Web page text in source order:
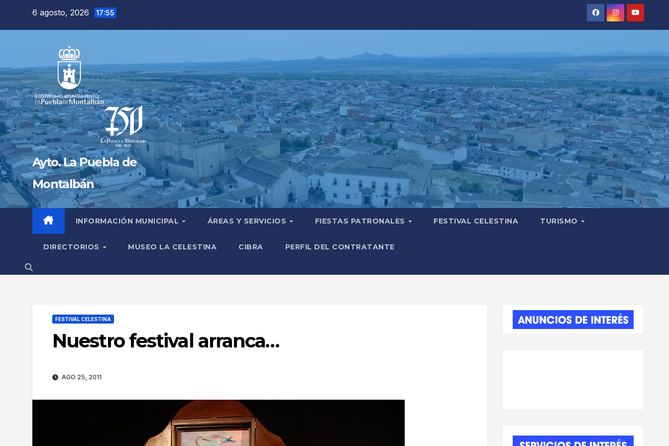
6 agosto, 2026 17:55
Ayto. La Puebla de
Montalbán
INFORMACIÓN MUNICIPAL ÁREAS Y SERVICIOS FIESTAS PATRONALES FESTIVAL CELESTINA TURISMO
DIRECTORIOS MUSEO LA CELESTINA CIBRA PERFIL DEL CONTRATANTE
FESTIVAL CELESTINA
Nuestro festival arranca…
AGO 25, 2011